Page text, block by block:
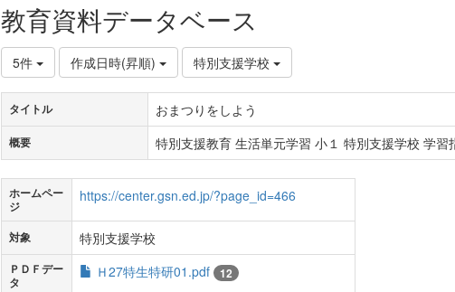
教育資料データベース
5件 作成日時(昇順) 特別支援学校
タイトル おまつりをしよう
概要 特別支援教育 生活単元学習 小１ 特別支援学校 学習
ホームペー
ジ
https://center.gsn.ed.jp/?page_id=466
対象 特別支援学校
ＰＤＦデー
タ
Ｈ27特生特研01.pdf 12